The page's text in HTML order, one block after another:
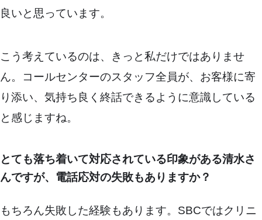
良いと思っています。
こう考えているのは、きっと私だけではありませ
ん。コールセンターのスタッフ全員が、お客様に寄
り添い、気持ち良く終話できるように意識している
と感じますね。
とても落ち着いて対応されている印象がある清水さ
んですが、電話応対の失敗もありますか？
もちろん失敗した経験もあります。SBCではクリニ